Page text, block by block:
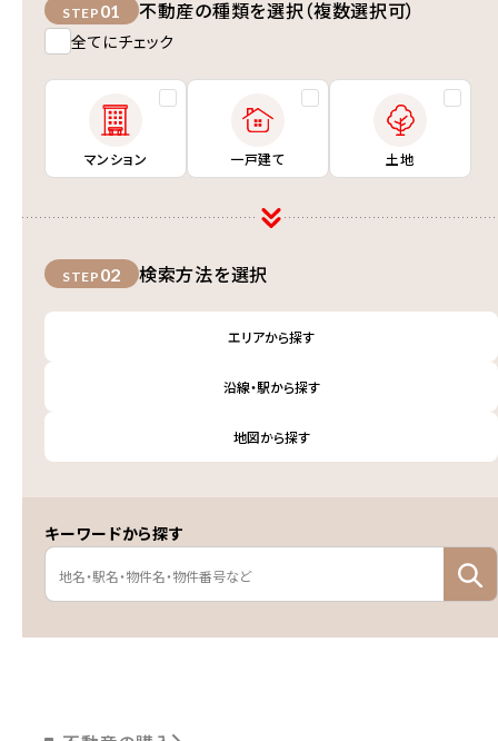
STEP 01 不動産の種類を選択（複数選択可）
全てにチェック
マンション 一戸建て 土地
STEP 02 検索方法を選択
エリアから探す
沿線・駅から探す
地図から探す
キーワードから探す